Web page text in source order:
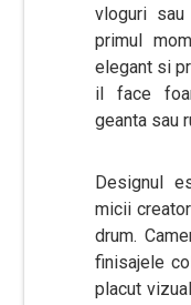
vloguri
primul
elegant si
il face
geanta sau
Designul
micii
drum.
finisajele
placut